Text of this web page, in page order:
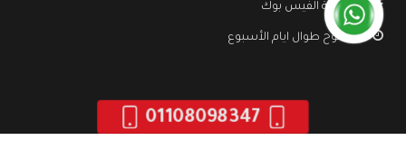
صفحة الفيس بوك
مفتوح طوال ايام الأسبوع
01108098347